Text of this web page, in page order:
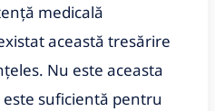
medicală
această tresărire
Nu este aceasta
suficientă pentru